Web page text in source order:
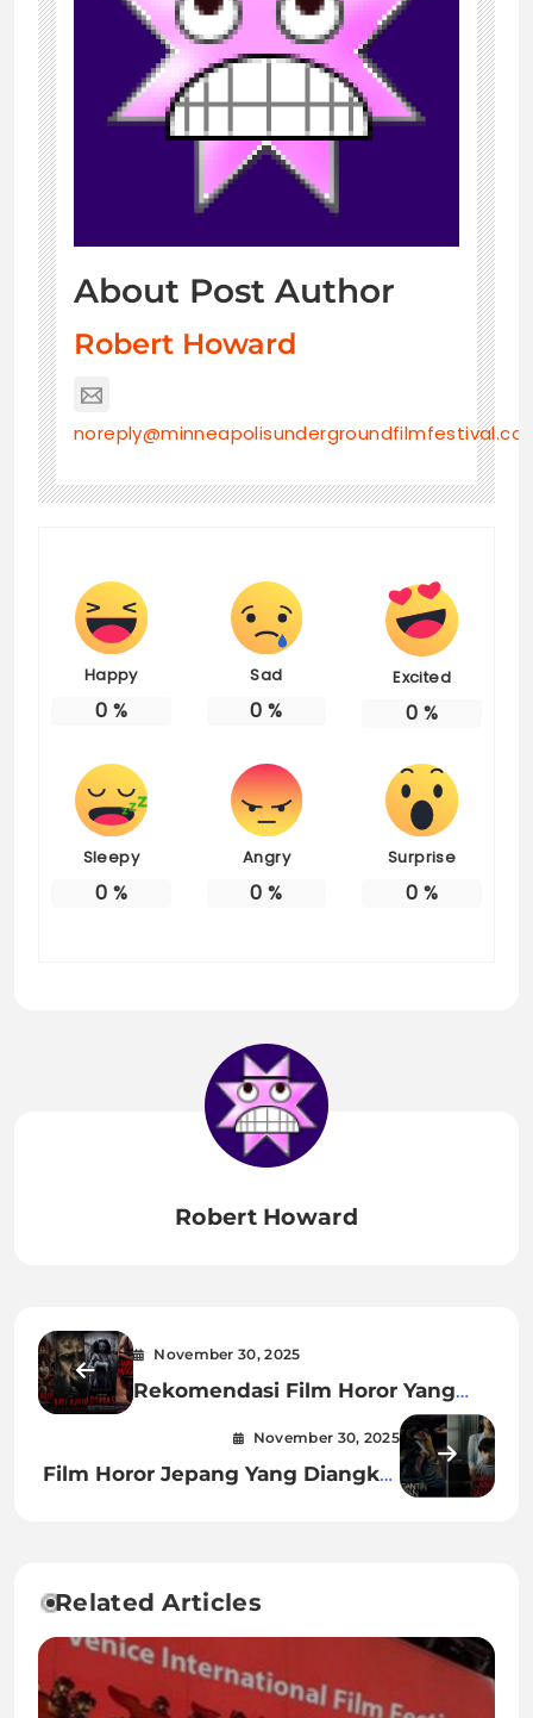
About Post Author
Robert Howard
Happy
0 %
Sad
0 %
Excited
0 %
Sleepy
0 %
Angry
0 %
Surprise
0 %
Robert Howard
November 30, 2025
Rekomendasi Film Horor Yang
November 30, 2025
Film Horor Jepang Yang Diangkat
Related Articles